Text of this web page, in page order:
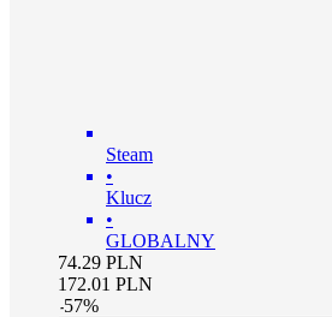
Steam
•
Klucz
•
GLOBALNY
74.29 PLN
172.01 PLN
-57%